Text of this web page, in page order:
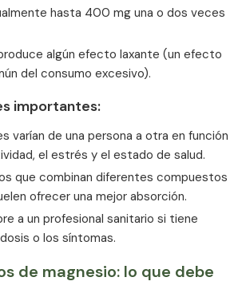
hasta 400 mg una o dos veces
algún efecto laxante (un efecto
del consumo excesivo).
importantes:
varían de una persona a otra en función
el estrés y el estado de salud.
que combinan diferentes compuestos
ofrecer una mejor absorción.
a un profesional sanitario si tiene
o los síntomas.
de magnesio: lo que debe